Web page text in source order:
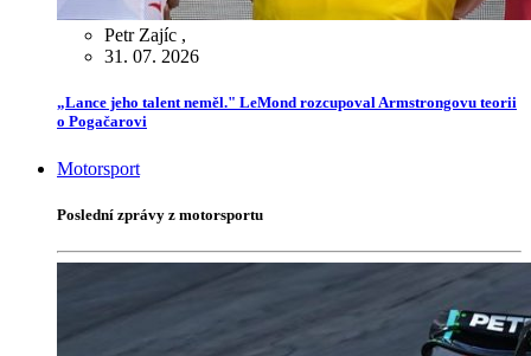
Petr Zajíc ,
31. 07. 2026
„Lance jeho talent neměl." LeMond rozcupoval Armstrongovu teorii
o Pogačarovi
Motorsport
Poslední zprávy z motorsportu